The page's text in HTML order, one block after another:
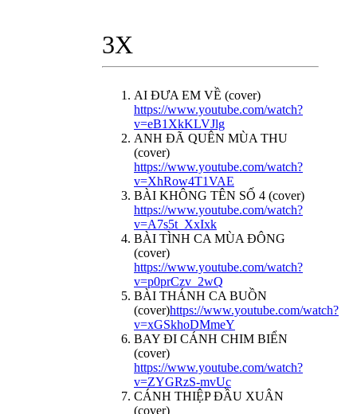
3X
AI ĐƯA EM VỀ (cover)
https://www.youtube.com/watch?
v=eB1XkKLVJlg
ANH ĐÃ QUÊN MÙA THU
(cover)
https://www.youtube.com/watch?
v=XhRow4T1VAE
BÀI KHÔNG TÊN SỐ 4 (cover)
https://www.youtube.com/watch?
v=A7s5t_XxIxk
BÀI TÌNH CA MÙA ĐÔNG
(cover)
https://www.youtube.com/watch?
v=p0prCzv_2wQ
BÀI THÁNH CA BUỒN
(cover)https://www.youtube.com/watch?
v=xGSkhoDMmeY
BAY ĐI CÁNH CHIM BIỂN
(cover)
https://www.youtube.com/watch?
v=ZYGRzS-mvUc
CÁNH THIỆP ĐẦU XUÂN
(cover)